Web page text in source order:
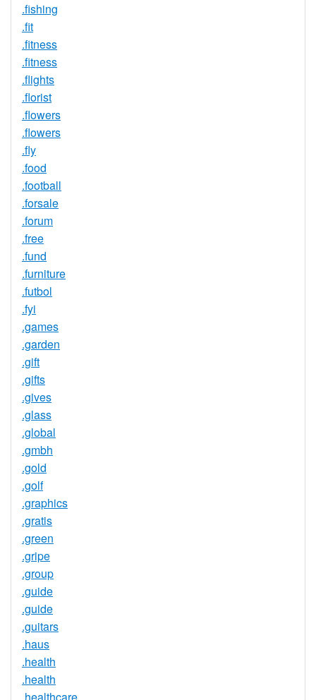
.fishing
.fit
.fitness
.fitness
.flights
.florist
.flowers
.flowers
.fly
.food
.football
.forsale
.forum
.free
.fund
.furniture
.futbol
.fyi
.games
.garden
.gift
.gifts
.gives
.glass
.global
.gmbh
.gold
.golf
.graphics
.gratis
.green
.gripe
.group
.guide
.guide
.guitars
.haus
.health
.health